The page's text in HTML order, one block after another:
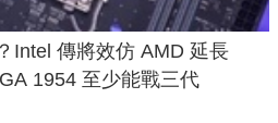
Intel 傳將效仿 AMD 延長
1954 至少能戰三代